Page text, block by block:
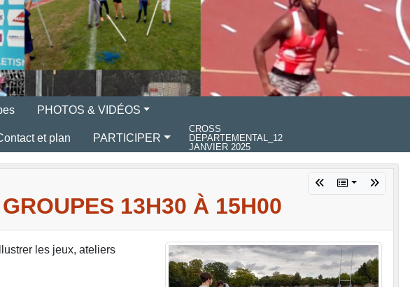
PHOTOS & VIDÉOS
et plan PARTICIPER
CROSS
DEPARTEMENTAL_12
JANVIER 2025
13H30 À 15H00
les jeux, ateliers